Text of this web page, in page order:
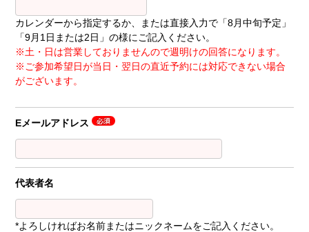
カレンダーから指定するか、または直接入力で「8月中旬予定」
「9月1日または2日」の様にご記入ください。
※土・日は営業しておりませんので週明けの回答になります。
※ご参加希望日が当日・翌日の直近予約には対応できない場合
がございます。
Eメールアドレス
代表者名
*よろしければお名前またはニックネームをご記入ください。